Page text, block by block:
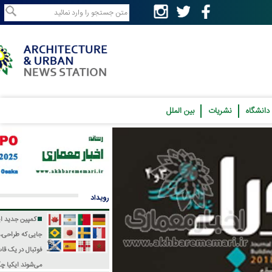
نشریات بین الملل
کمپین جدید ایکیا؛
جایی که طراحی، فرهنگ و
فوتبال در یک قاب جمع
ایکیا چگونه جام